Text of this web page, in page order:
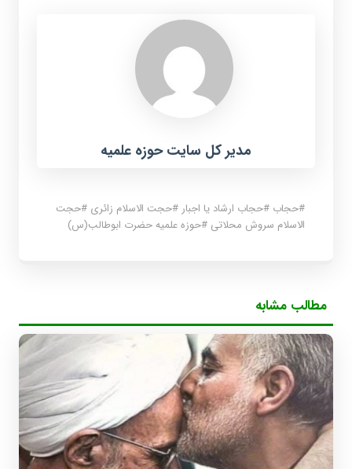
مدیر کل سایت حوزه علمیه
#حجاب #حجاب ارشاد یا اجبار #حجت الاسلام زائری #حجت
الاسلام سروش محلاتی #حوزه علمیه حضرت ابوطالب(س)
مطالب مشابه